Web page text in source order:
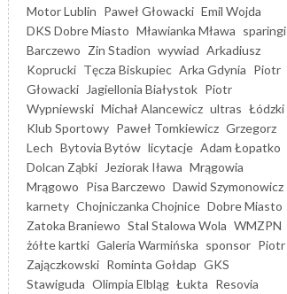
Motor Lublin Paweł Głowacki Emil Wojda
DKS Dobre Miasto Mławianka Mława sparingi
Barczewo Zin Stadion wywiad Arkadiusz
Koprucki Tęcza Biskupiec Arka Gdynia Piotr
Głowacki
Jagiellonia Białystok Piotr
Wypniewski Michał Alancewicz ultras Łódzki
Klub Sportowy Paweł Tomkiewicz Grzegorz
Lech Bytovia Bytów licytacje Adam Łopatko
Dolcan Ząbki
Jeziorak Iława Mrągowia
Mrągowo Pisa Barczewo Dawid Szymonowicz
karnety Chojniczanka Chojnice Dobre Miasto
Zatoka Braniewo Stal Stalowa Wola WMZPN
żółte kartki Galeria Warmińska sponsor Piotr
Zajączkowski Rominta Gołdap GKS
Stawiguda Olimpia Elbląg Łukta Resovia